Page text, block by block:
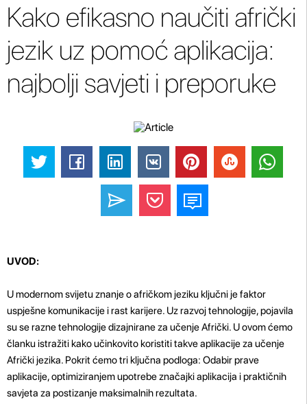
Kako efikasno naučiti afrički
jezik uz pomoć aplikacija:
najbolji savjeti i preporuke
UVOD:
U modernom svijetu znanje o afričkom jeziku ključni je faktor
uspješne komunikacije i rast karijere. Uz razvoj tehnologije, pojavila
su se razne tehnologije dizajnirane za učenje Afrički. U ovom ćemo
članku istražiti kako učinkovito koristiti takve aplikacije za učenje
Afrički jezika. Pokrit ćemo tri ključna podloga: Odabir prave
aplikacije, optimiziranjem upotrebe značajki aplikacija i praktičnih
savjeta za postizanje maksimalnih rezultata.